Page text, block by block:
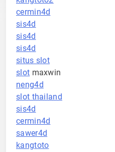
cermin4d
sis4d
sis4d
sis4d
situs slot
slot maxwin
neng4d
slot thailand
sis4d
cermin4d
sawer4d
kangtoto